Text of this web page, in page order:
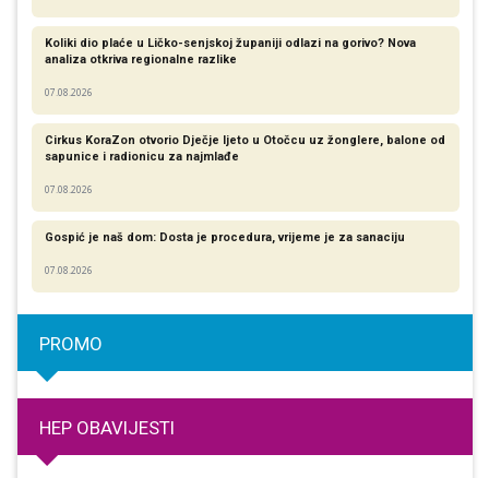
Koliki dio plaće u Ličko-senjskoj županiji odlazi na gorivo? Nova
analiza otkriva regionalne razlike​
07.08.2026
Cirkus KoraZon otvorio Dječje ljeto u Otočcu uz žonglere, balone od
sapunice i radionicu za najmlađe
07.08.2026
Gospić je naš dom: Dosta je procedura, vrijeme je za sanaciju
07.08.2026
PROMO
HEP OBAVIJESTI